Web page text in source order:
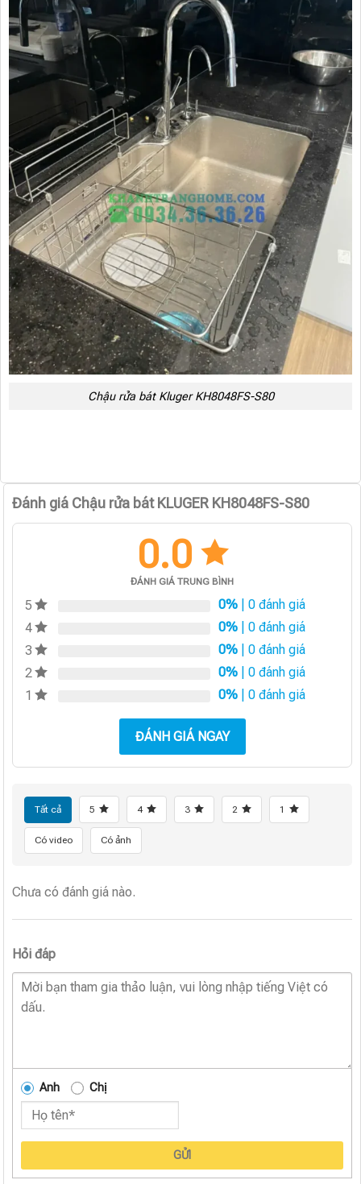
Chậu rửa bát Kluger KH8048FS-S80
Đánh giá Chậu rửa bát KLUGER KH8048FS-S80
0.0
ĐÁNH GIÁ TRUNG BÌNH
5 0% | 0 đánh giá
4
0% | 0 đánh giá
3
0% | 0 đánh giá
2
0% | 0 đánh giá
1
0% | 0 đánh giá
ĐÁNH GIÁ NGAY
Tất cả 5 4 3 2 1
Có video Có ảnh
Chưa có đánh giá nào.
Hỏi đáp
Anh Chị
GỬI